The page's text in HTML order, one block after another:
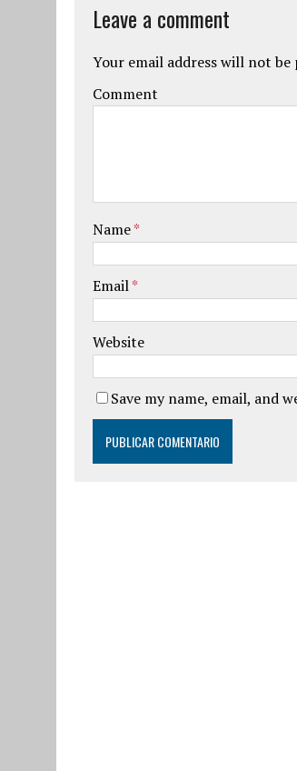
Leave a comment
Your email address will not be
Comment
Name*
Email*
Website
Save my name, email, and